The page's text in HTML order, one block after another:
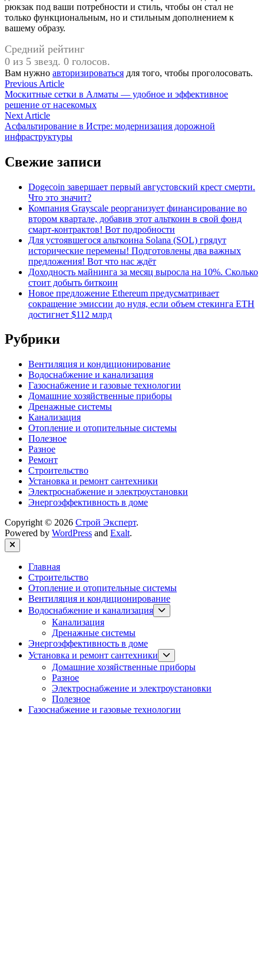
рюкзак под ваши потребности и стиль, чтобы он стал не
только функциональным, но и стильным дополнением к
вашему образу.
Средний рейтинг
0 из 5 звезд. 0 голосов.
Вам нужно авторизироваться для того, чтобы проголосовать.
Навигация
по
записям
Previous ArticlePrevious
article:
Москитные сетки в Алматы — удобное и эффективное
решение от насекомых
Next ArticleNext
article:
Асфальтирование в Истре: модернизация дорожной
инфраструктуры
Свежие записи
Dogecoin завершает первый августовский крест смерти.
Что это значит?
Компания Grayscale реорганизует финансирование во
втором квартале, добавив этот альткоин в свой фонд
смарт-контрактов! Вот подробности
Для устоявшегося альткоина Solana (SOL) грядут
исторические перемены! Подготовлены два важных
предложения! Вот что нас ждёт
Доходность майнинга за месяц выросла на 10%. Сколько
стоит добыть биткоин
Новое предложение Ethereum предусматривает
сокращение эмиссии до нуля, если объем стекинга ETH
достигнет $112 млрд
Рубрики
Вентиляция и кондиционирование
Водоснабжение и канализация
Газоснабжение и газовые технологии
Домашние хозяйственные приборы
Дренажные системы
Канализация
Отопление и отопительные системы
Полезное
Разное
Ремонт
Строительство
Установка и ремонт сантехники
Электроснабжение и электроустановки
Энергоэффективность в доме
Copyright © 2026 Строй Эксперт.
Powered by WordPress and Exalt.
Close
Главная
Строительство
Отопление и отопительные системы
Вентиляция и кондиционирование
Водоснабжение и канализация
sub
Канализация
Дренажные системы
Энергоэффективность в доме
Установка и ремонт сантехники
sub
menu
Домашние хозяйственные приборы
Разное
Электроснабжение и электроустановки
Полезное
Газоснабжение и газовые технологии